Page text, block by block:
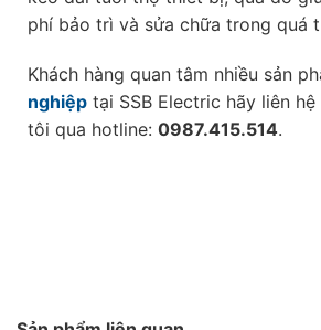
phí bảo trì và sửa chữa trong quá
Khách hàng quan tâm nhiều sản
nghiệp tại SSB Electric hãy liên
tôi qua hotline: 0987.415.514.